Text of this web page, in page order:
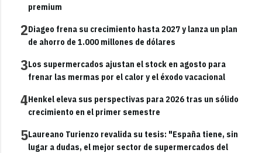
premium
2Diageo frena su crecimiento hasta 2027 y lanza un plan
de ahorro de 1.000 millones de dólares
3Los supermercados ajustan el stock en agosto para
frenar las mermas por el calor y el éxodo vacacional
4Henkel eleva sus perspectivas para 2026 tras un sólido
crecimiento en el primer semestre
5Laureano Turienzo revalida su tesis: "España tiene, sin
lugar a dudas, el mejor sector de supermercados del